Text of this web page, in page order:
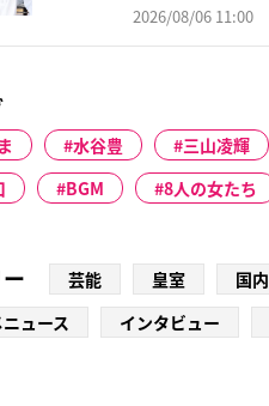
2026/08/06 11:00
水谷豊 三山凌輝
BGM 8人の女たち
芸能 皇室 国内
ュース
インタビュー